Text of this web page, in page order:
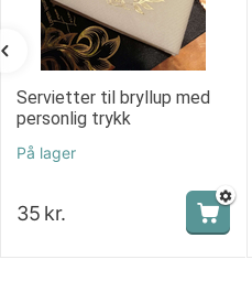
Servietter til bryllup med
personlig trykk
På lager
35 kr.